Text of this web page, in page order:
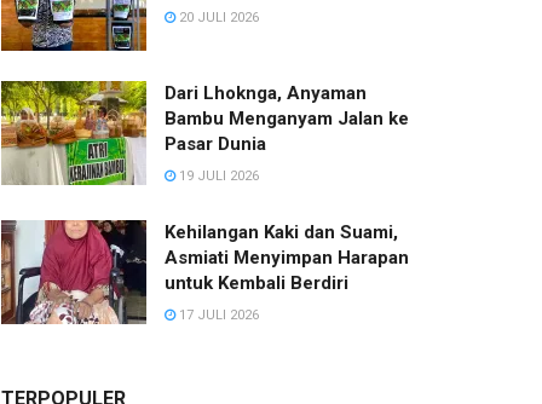
20 JULI 2026
Dari Lhoknga, Anyaman
Bambu Menganyam Jalan ke
Pasar Dunia
19 JULI 2026
Kehilangan Kaki dan Suami,
Asmiati Menyimpan Harapan
untuk Kembali Berdiri
17 JULI 2026
TERPOPULER